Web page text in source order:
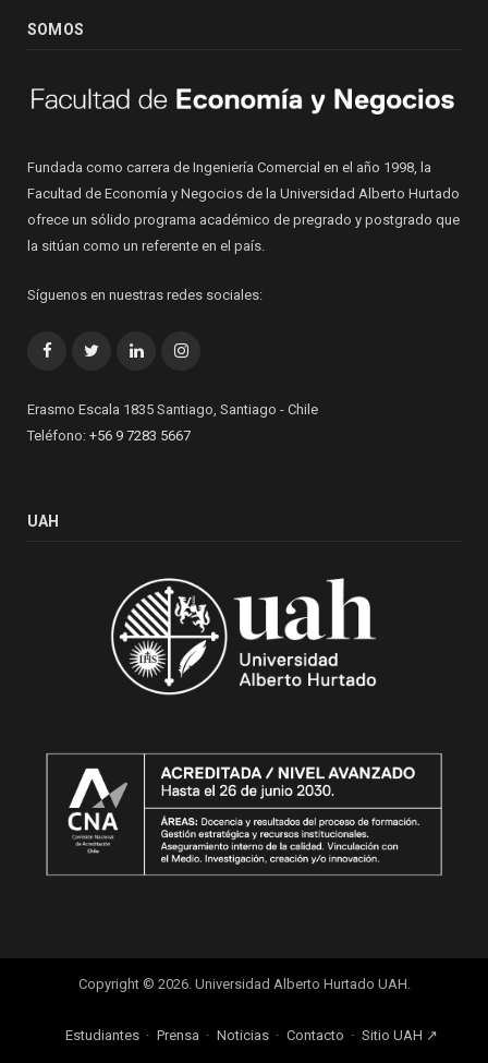
SOMOS
Fundada como carrera de Ingeniería Comercial en el año 1998, la
Facultad de Economía y Negocios de la Universidad Alberto Hurtado
ofrece un sólido programa académico de pregrado y postgrado que
la sitúan como un referente en el país.
Síguenos en nuestras redes sociales:
FacebookTwitterLinkedInInstagram
Erasmo Escala 1835 Santiago, Santiago - Chile
Teléfono: +56 9 7283 5667
UAH
Copyright © 2026. Universidad Alberto Hurtado UAH.
Estudiantes Prensa Noticias Contacto Sitio UAH ↗